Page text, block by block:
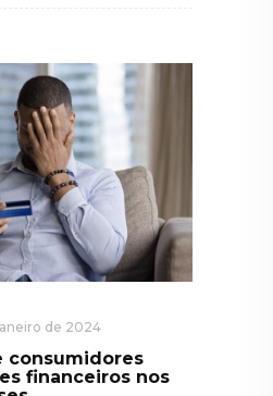
de 2024
consumidores
financeiros nos